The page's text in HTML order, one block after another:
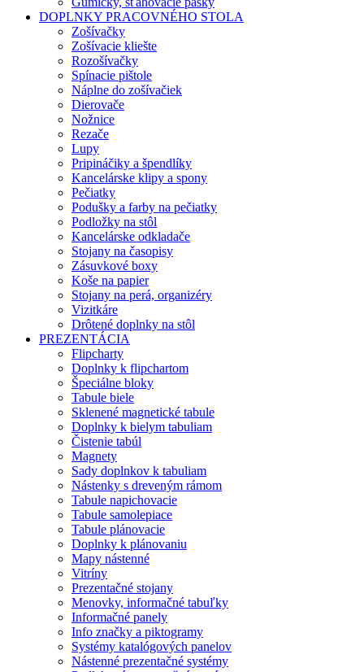
DOPLNKY PRACOVNÉHO STOLA
Zošívačky
Zošívacie kliešte
Rozošívačky
Spínacie pištole
Náplne do zošívačiek
Dierovače
Nožnice
Rezače
Lupy
Pripináčiky a špendlíky
Kancelárske klipy a spony
Pečiatky
Podušky a farby na pečiatky
Podložky na stôl
Kancelárske odkladače
Stojany na časopisy
Zásuvkové boxy
Koše na papier
Stojany na perá, organizéry
Vizitkáre
Drôtené doplnky na stôl
PREZENTÁCIA
Flipcharty
Doplnky k flipchartom
Špeciálne bloky
Tabule biele
Sklenené magnetické tabule
Doplnky k bielym tabuliam
Čistenie tabúl
Magnety
Sady doplnkov k tabuliam
Nástenky s dreveným rámom
Tabule napichovacie
Tabule samolepiace
Tabule plánovacie
Doplnky k plánovaniu
Mapy nástenné
Vitríny
Prezentačné stojany
Menovky, informačné tabuľky
Informačné panely
Info značky a piktogramy
Systémy katalógových panelov
Nástenné prezentačné systémy